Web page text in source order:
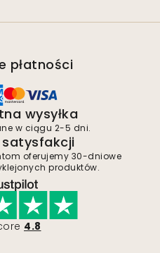
płatności
wysyłka
w ciągu 2-5 dni.
satysfakcji
oferujemy 30-dniowe
produktów.
4.8